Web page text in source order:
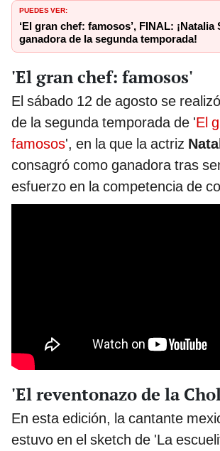
PUEDES VER:
‘El gran chef: famosos’, FINAL: ¡Natalia
ganadora de la segunda temporada!
'El gran chef: famosos'
El sábado 12 de agosto se
de la segunda temporada de 'El
famosos', en la que la actriz
consagró como ganadora tras
esfuerzo en la competencia de
'El reventonazo de la
En esta edición, la cantante
estuvo en el sketch de 'La